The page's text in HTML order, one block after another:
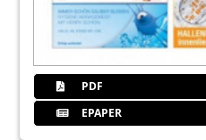
PDF
EPAPER